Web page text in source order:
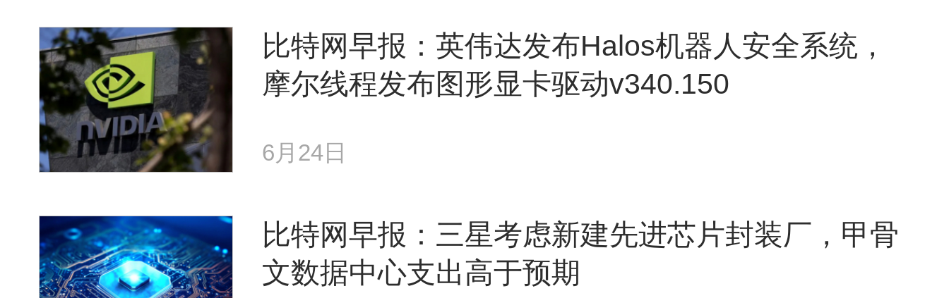
比特网早报：英伟达发布Halos机器人安全系统，
摩尔线程发布图形显卡驱动v340.150
6月24日
比特网早报：三星考虑新建先进芯片封装厂，甲骨
文数据中心支出高于预期